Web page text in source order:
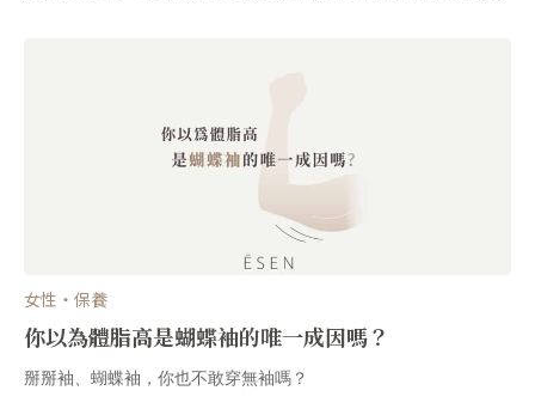
女性・保養
你以為體脂高是蝴蝶袖的唯一成因嗎？
掰掰袖、蝴蝶袖，你也不敢穿無袖嗎？